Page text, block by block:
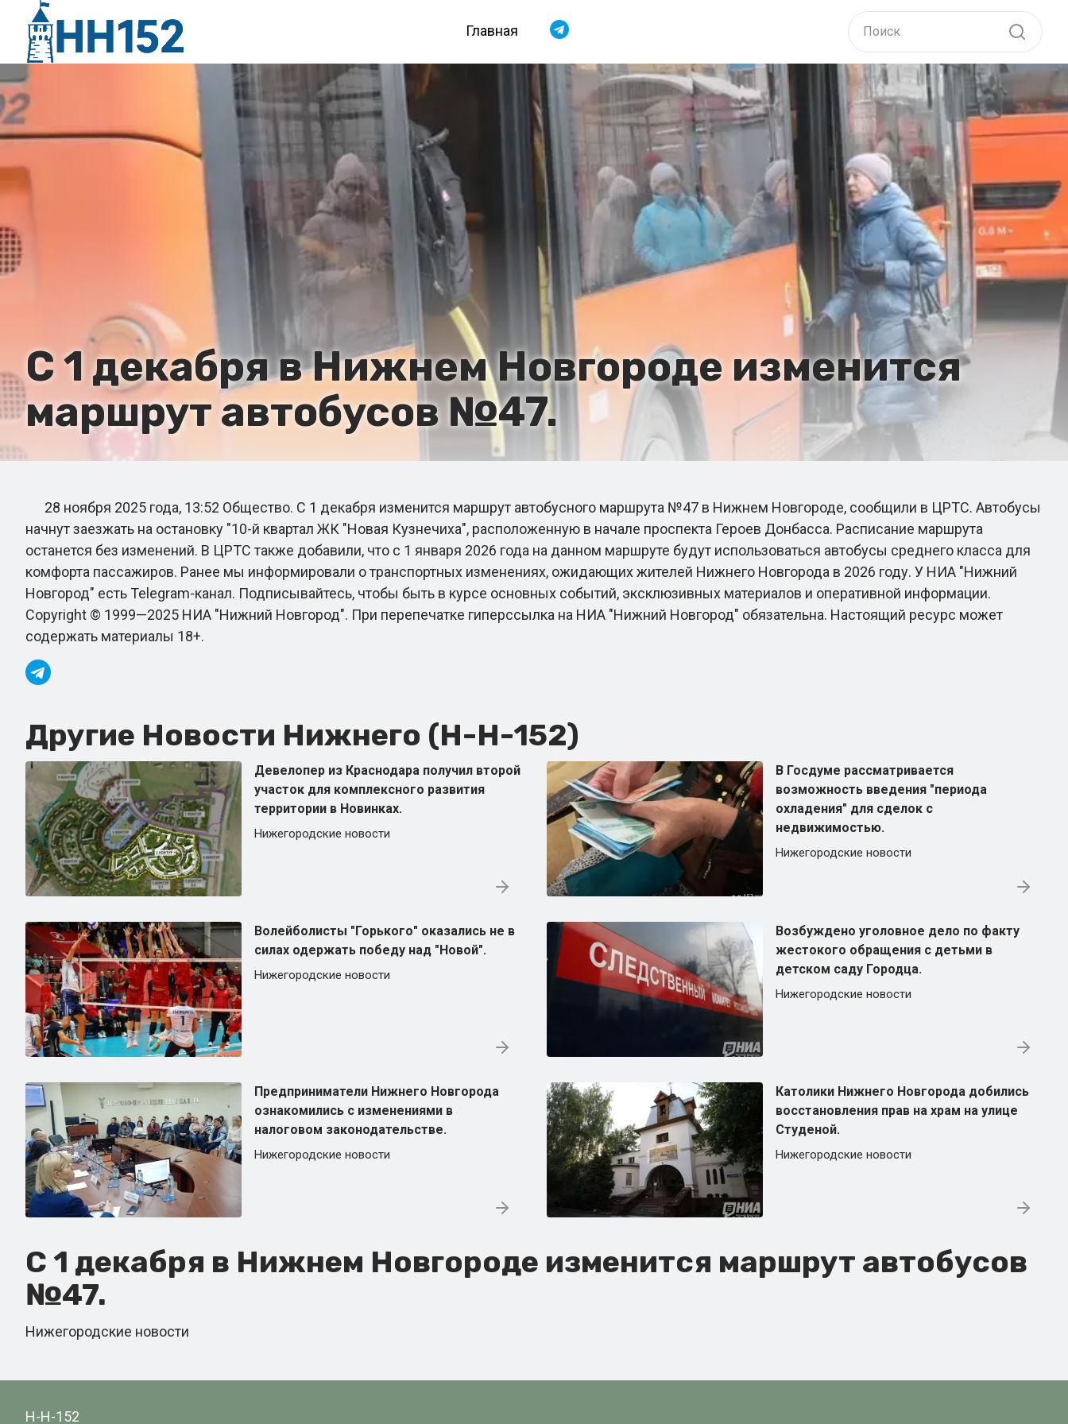
Главная
С 1 декабря в Нижнем Новгороде изменится
маршрут автобусов №47.
28 ноября 2025 года, 13:52 Общество. С 1 декабря изменится маршрут автобусного маршрута №47 в Нижнем Новгороде, сообщили в ЦРТС. Автобусы
начнут заезжать на остановку "10-й квартал ЖК "Новая Кузнечиха", расположенную в начале проспекта Героев Донбасса. Расписание маршрута
останется без изменений. В ЦРТС также добавили, что с 1 января 2026 года на данном маршруте будут использоваться автобусы среднего класса для
комфорта пассажиров. Ранее мы информировали о транспортных изменениях, ожидающих жителей Нижнего Новгорода в 2026 году. У НИА "Нижний
Новгород" есть Telegram-канал. Подписывайтесь, чтобы быть в курсе основных событий, эксклюзивных материалов и оперативной информации.
Copyright © 1999—2025 НИА "Нижний Новгород". При перепечатке гиперссылка на НИА "Нижний Новгород" обязательна. Настоящий ресурс может
содержать материалы 18+.
Другие Новости Нижнего (Н-Н-152)
Девелопер из Краснодара получил второй
участок для комплексного развития
территории в Новинках.
Нижегородские новости
В Госдуме рассматривается
возможность введения "периода
охладения" для сделок с
недвижимостью.
Нижегородские новости
Волейболисты "Горького" оказались не в
силах одержать победу над "Новой".
Нижегородские новости
Возбуждено уголовное дело по факту
жестокого обращения с детьми в
детском саду Городца.
Нижегородские новости
Предприниматели Нижнего Новгорода
ознакомились с изменениями в
налоговом законодательстве.
Нижегородские новости
Католики Нижнего Новгорода добились
восстановления прав на храм на улице
Студеной.
Нижегородские новости
С 1 декабря в Нижнем Новгороде изменится маршрут автобусов
№47.
Нижегородские новости
Н-Н-152